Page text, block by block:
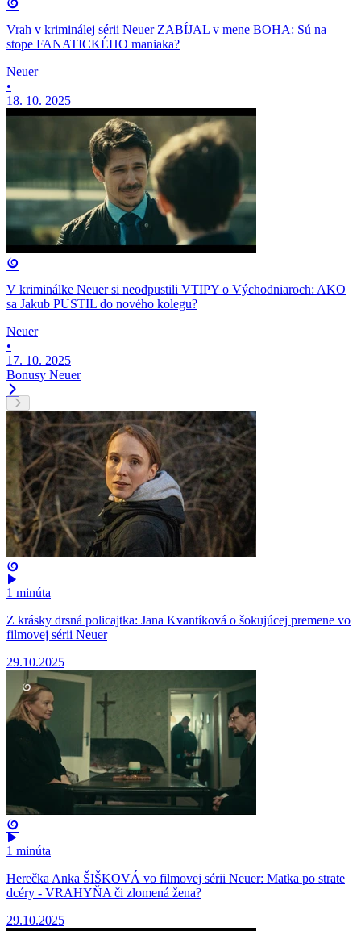
Vrah v kriminálej sérii Neuer ZABÍJAL v mene BOHA: Sú na
stope FANATICKÉHO maniaka?
Neuer
•
18. 10. 2025
V kriminálke Neuer si neodpustili VTIPY o Východniaroch: AKO
sa Jakub PUSTIL do nového kolegu?
Neuer
•
17. 10. 2025
Bonusy Neuer
1 minúta
Z krásky drsná policajtka: Jana Kvantíková o šokujúcej premene vo
filmovej sérii Neuer
29.10.2025
1 minúta
Herečka Anka ŠIŠKOVÁ vo filmovej sérii Neuer: Matka po strate
dcéry - VRAHYŇA či zlomená žena?
29.10.2025